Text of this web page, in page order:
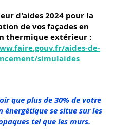
d'aides 2024 pour la
de vos façades en
thermique extérieur :
aides-de-
simulaides
que plus de 30% de votre
énergétique se situe sur les
tel que les murs.